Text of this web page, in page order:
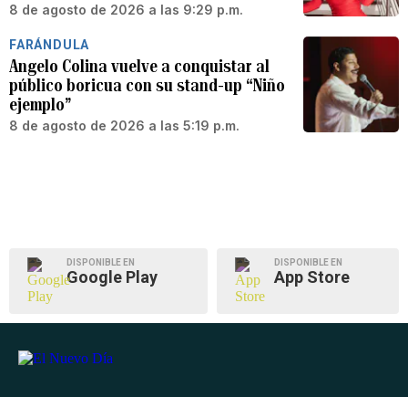
8 de agosto de 2026 a las 9:29 p.m.
FARÁNDULA
Angelo Colina vuelve a conquistar al
público boricua con su stand-up “Niño
ejemplo”
8 de agosto de 2026 a las 5:19 p.m.
DISPONIBLE EN
Google Play
DISPONIBLE EN
App Store